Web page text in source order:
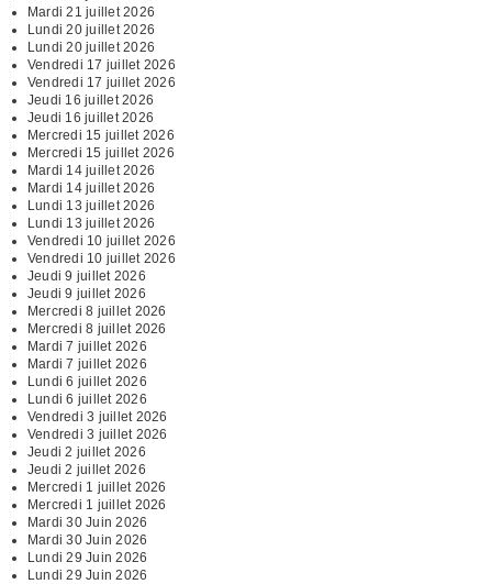
Mardi 21 juillet 2026
Lundi 20 juillet 2026
Lundi 20 juillet 2026
Vendredi 17 juillet 2026
Vendredi 17 juillet 2026
Jeudi 16 juillet 2026
Jeudi 16 juillet 2026
Mercredi 15 juillet 2026
Mercredi 15 juillet 2026
Mardi 14 juillet 2026
Mardi 14 juillet 2026
Lundi 13 juillet 2026
Lundi 13 juillet 2026
Vendredi 10 juillet 2026
Vendredi 10 juillet 2026
Jeudi 9 juillet 2026
Jeudi 9 juillet 2026
Mercredi 8 juillet 2026
Mercredi 8 juillet 2026
Mardi 7 juillet 2026
Mardi 7 juillet 2026
Lundi 6 juillet 2026
Lundi 6 juillet 2026
Vendredi 3 juillet 2026
Vendredi 3 juillet 2026
Jeudi 2 juillet 2026
Jeudi 2 juillet 2026
Mercredi 1 juillet 2026
Mercredi 1 juillet 2026
Mardi 30 Juin 2026
Mardi 30 Juin 2026
Lundi 29 Juin 2026
Lundi 29 Juin 2026